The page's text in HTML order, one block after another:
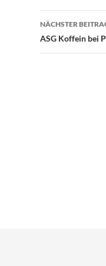
NÄCHSTER
ASG Koffein bei